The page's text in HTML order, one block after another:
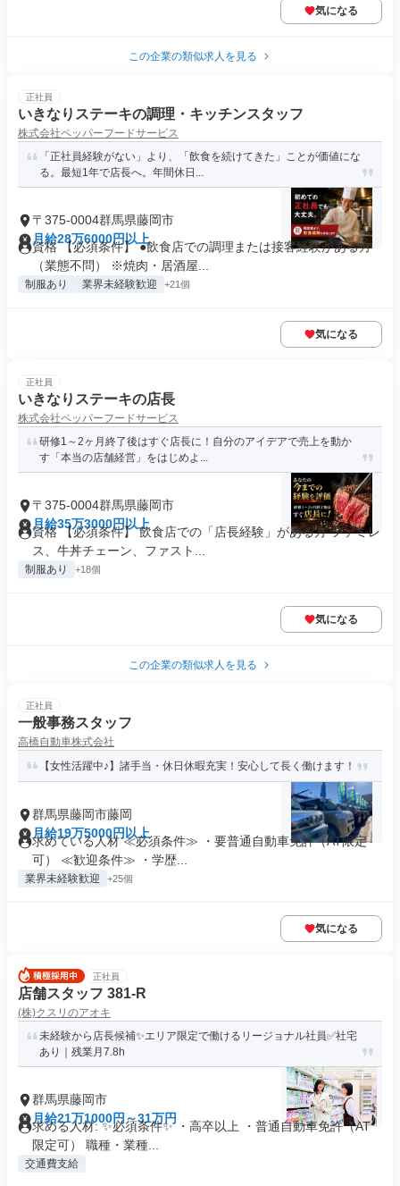
気になる
この企業の類似求人を見る
正社員
いきなりステーキの調理・キッチンスタッフ
株式会社ペッパーフードサービス
「正社員経験がない」より、「飲食を続けてきた」ことが価値にな
る。最短1年で店長へ。年間休日...
〒375-0004群馬県藤岡市
月給28万6000円以上
資格 【必須条件】 ●飲食店での調理または接客経験がある方
（業態不問） ※焼肉・居酒屋...
制服あり 業界未経験歓迎 +21個
気になる
正社員
いきなりステーキの店長
株式会社ペッパーフードサービス
研修1～2ヶ月終了後はすぐ店長に！自分のアイデアで売上を動か
す「本当の店舗経営」をはじめよ...
〒375-0004群馬県藤岡市
月給35万3000円以上
資格 【必須条件】 飲食店での「店長経験」がある方 ファミレ
ス、牛丼チェーン、ファスト...
制服あり +18個
気になる
この企業の類似求人を見る
正社員
一般事務スタッフ
高橋自動車株式会社
【女性活躍中♪】諸手当・休日休暇充実！安心して長く働けます！
群馬県藤岡市藤岡
月給19万5000円以上
求めている人材 ≪必須条件≫ ・要普通自動車免許（AT限定
可） ≪歓迎条件≫ ・学歴...
業界未経験歓迎 +25個
気になる
正社員
店舗スタッフ 381-R
(株)クスリのアオキ
未経験から店長候補✨エリア限定で働けるリージョナル社員✅社宅
あり｜残業月7.8h
群馬県藤岡市
月給21万1000円～31万円
求める人材: ✨必須条件✨ ・高卒以上 ・普通自動車免許（AT
限定可） 職種・業種...
交通費支給